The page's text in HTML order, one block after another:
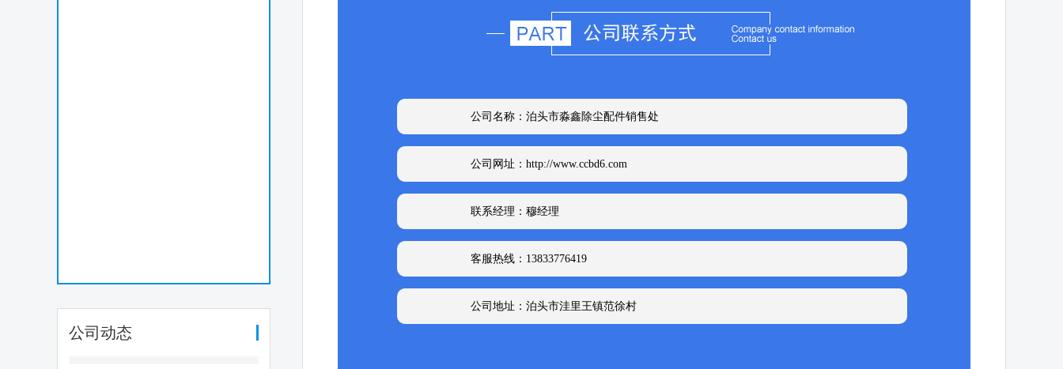
公司动态
公司名称：泊头市淼鑫除尘配件销售处
公司网址：http://www.ccbd6.com
联系经理：穆经理
客服热线：13833776419
公司地址：泊头市洼里王镇范徐村